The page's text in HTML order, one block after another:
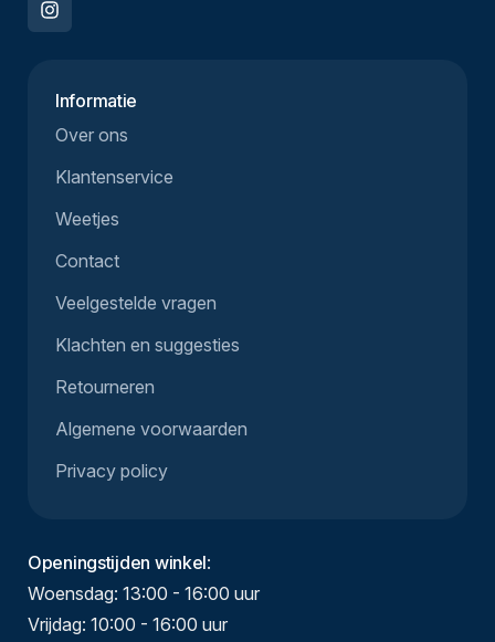
Informatie
Over ons
Klantenservice
Weetjes
Contact
Veelgestelde vragen
Klachten en suggesties
Retourneren
Algemene voorwaarden
Privacy policy
Openingstijden winkel:
Woensdag: 13:00 - 16:00 uur
Vrijdag: 10:00 - 16:00 uur